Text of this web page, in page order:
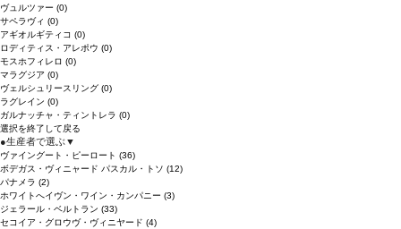
ヴュルツァー (0)
サペラヴィ (0)
アギオルギティコ (0)
ロディティス・アレポウ (0)
モスホフィレロ (0)
マラグジア (0)
ヴェルシュリースリング (0)
ラグレイン (0)
ガルナッチャ・ティントレラ (0)
選択を終了して戻る
●生産者で選ぶ▼
ヴァイングート・ピーロート (36)
ボデガス・ヴィニャード パスカル・トソ (12)
パナメラ (2)
ホワイトへイヴン・ワイン・カンパニー (3)
ジェラール・ベルトラン (33)
セコイア・グロウヴ・ヴィニヤード (4)